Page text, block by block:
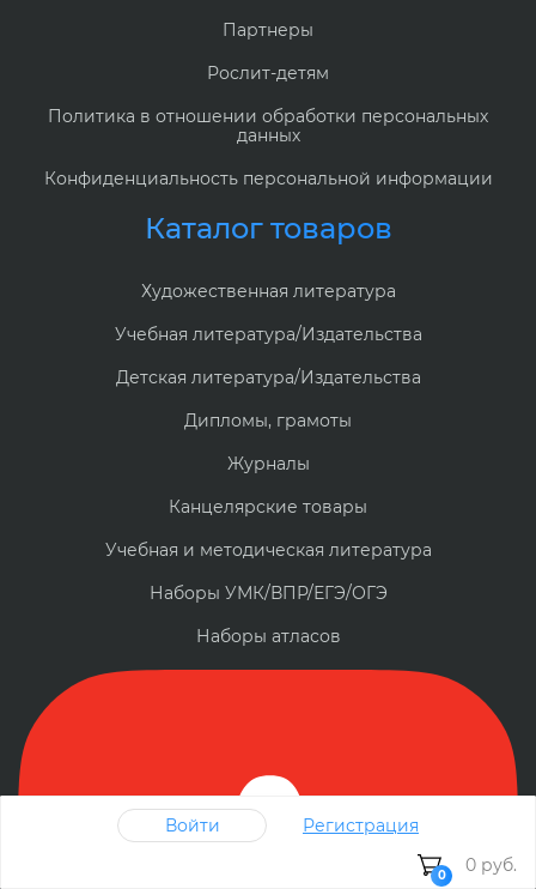
Партнеры
Рослит-детям
Политика в отношении обработки персональных
данных
Конфиденциальность персональной информации
Каталог товаров
Художественная литература
Учебная литература/Издательства
Детская литература/Издательства
Дипломы, грамоты
Журналы
Канцелярские товары
Учебная и методическая литература
Наборы УМК/ВПР/ЕГЭ/ОГЭ
Наборы атласов
Войти Регистрация
0 0 руб.